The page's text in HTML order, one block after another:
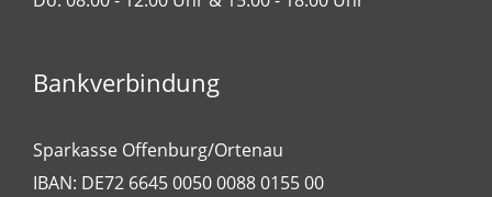
Bankverbindung
Sparkasse Offenburg/Ortenau
IBAN: DE72 6645 0050 0088 0155 00